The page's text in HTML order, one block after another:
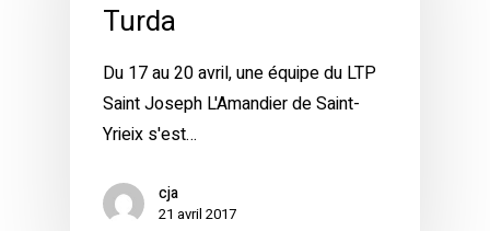
Turda
Du 17 au 20 avril, une équipe du LTP
Saint Joseph L'Amandier de Saint-
Yrieix s'est…
cja
21 avril 2017